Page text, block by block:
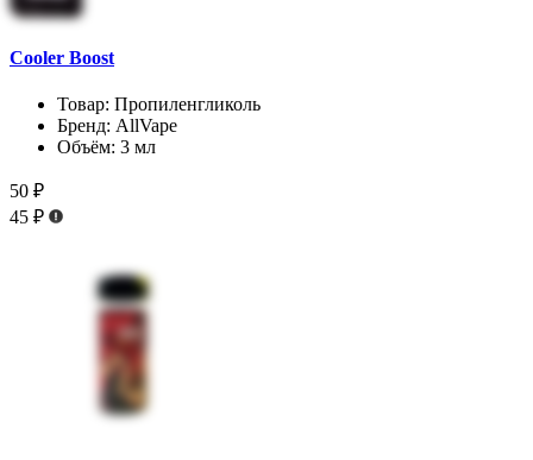
Cooler Boost
Товар: Пропиленгликоль
Бренд: AllVape
Объём: 3 мл
50 ₽
45 ₽